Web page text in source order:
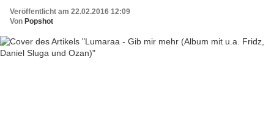
Veröffentlicht am 22.02.2016 12:09
Von Popshot